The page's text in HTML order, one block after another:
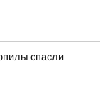
спасли